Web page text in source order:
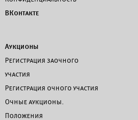
ВКонтакте
Аукционы
Регистрация заочного
участия
Регистрация очного участия
Очные аукционы.
Положения